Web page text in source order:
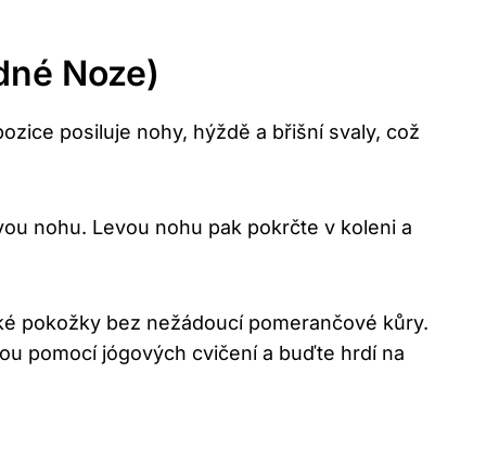
Noze)
posiluje nohy, hýždě a břišní svaly, což
nohu. Levou nohu pak pokrčte v koleni a
pokožky bez nežádoucí pomerančové kůry.
pomocí jógových cvičení a buďte hrdí na